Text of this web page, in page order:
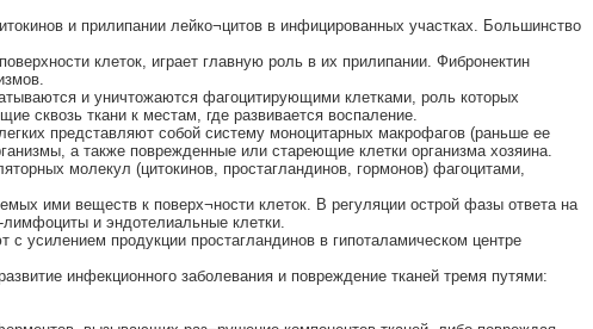
и прилипании лейко¬цитов в инфицированных участках. Большинство
клеток, играет главную роль в их прилипании. Фибронектин
и уничтожаются фагоцитирующими клетками, роль которых
сквозь ткани к местам, где развивается воспаление.
представляют собой систему моноцитарных макрофагов (раньше ее
а также поврежденные или стареющие клетки организма хозяина.
молекул (цитокинов, простагландинов, гормонов) фагоцитами,
ими веществ к поверх¬ности клеток. В регуляции острой фазы ответа на
и эндотелиальные клетки.
усилением продукции простагландинов в гипоталамическом центре
инфекционного заболевания и повреждение тканей тремя путями: